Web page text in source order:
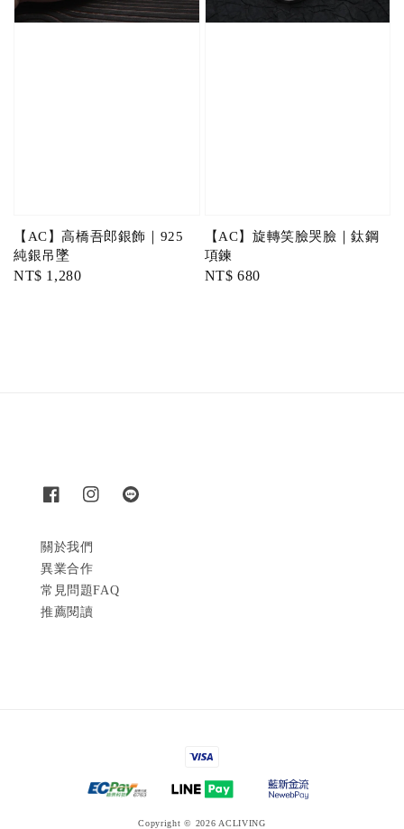
【AC】高橋吾郎銀飾｜925
純銀吊墜
Regular
NT$ 1,280
【AC】旋轉笑臉哭臉｜鈦鋼
項鍊
Regular
NT$ 680
關於我們
異業合作
常見問題FAQ
推薦閱讀
Copyright © 2026 ACLIVING